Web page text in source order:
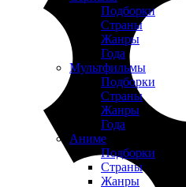
Подборки
Страны
Жанры
Года
Мультфильмы
Подборки
Страны
Жанры
Года
Аниме
Подборки
Страны
Жанры